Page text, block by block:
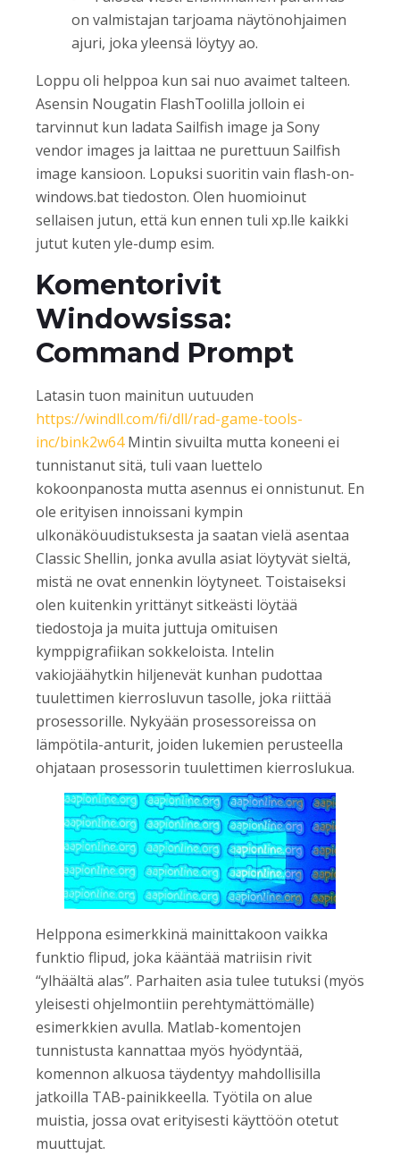
on valmistajan tarjoama näytönohjaimen
ajuri, joka yleensä löytyy ao.
Loppu oli helppoa kun sai nuo avaimet talteen.
Asensin Nougatin FlashToolilla jolloin ei
tarvinnut kun ladata Sailfish image ja Sony
vendor images ja laittaa ne purettuun Sailfish
image kansioon. Lopuksi suoritin vain flash-on-
windows.bat tiedoston. Olen huomioinut
sellaisen jutun, että kun ennen tuli xp.lle kaikki
jutut kuten yle-dump esim.
Komentorivit
Windowsissa:
Command Prompt
Latasin tuon mainitun uutuuden
https://windll.com/fi/dll/rad-game-tools-
inc/bink2w64Mintin sivuilta mutta koneeni ei
tunnistanut sitä, tuli vaan luettelo
kokoonpanosta mutta asennus ei onnistunut. En
ole erityisen innoissani kympin
ulkonäköuudistuksesta ja saatan vielä asentaa
Classic Shellin, jonka avulla asiat löytyvät sieltä,
mistä ne ovat ennenkin löytyneet. Toistaiseksi
olen kuitenkin yrittänyt sitkeästi löytää
tiedostoja ja muita juttuja omituisen
kymppigrafiikan sokkeloista. Intelin
vakiojäähytkin hiljenevät kunhan pudottaa
tuulettimen kierrosluvun tasolle, joka riittää
prosessorille. Nykyään prosessoreissa on
lämpötila-anturit, joiden lukemien perusteella
ohjataan prosessorin tuulettimen kierroslukua.
Helppona esimerkkinä mainittakoon vaikka
funktio flipud, joka kääntää matriisin rivit
“ylhäältä alas”. Parhaiten asia tulee tutuksi (myös
yleisesti ohjelmontiin perehtymättömälle)
esimerkkien avulla. Matlab-komentojen
tunnistusta kannattaa myös hyödyntää,
komennon alkuosa täydentyy mahdollisilla
jatkoilla TAB-painikkeella. Työtila on alue
muistia, jossa ovat erityisesti käyttöön otetut
muuttujat.